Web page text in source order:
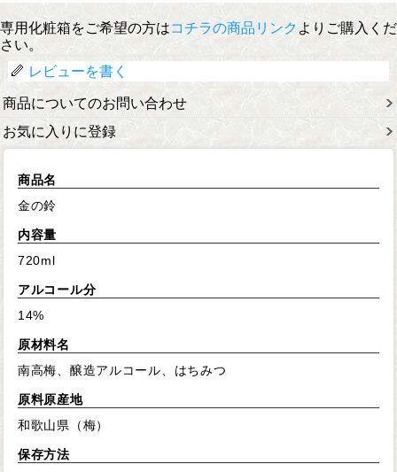
専用化粧箱をご希望の方はコチラの商品リンク よりご購入くだ
さい。
レビューを書く
商品についてのお問い合わせ
お気に入りに登録
商品名
金の鈴
内容量
720ml
アルコール分
14%
原材料名
南高梅、醸造アルコール、はちみつ
原料原産地
和歌山県（梅）
保存方法